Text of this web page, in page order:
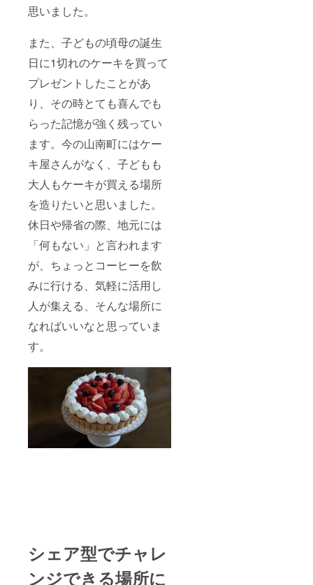
思いました。
また、子どもの頃母の誕生
日に1切れのケーキを買って
プレゼントしたことがあ
り、その時とても喜んでも
らった記憶が強く残ってい
ます。今の山南町にはケー
キ屋さんがなく、子どもも
大人もケーキが買える場所
を造りたいと思いました。
休日や帰省の際、地元には
「何もない」と言われます
が、ちょっとコーヒーを飲
みに行ける、気軽に活用し
人が集える、そんな場所に
なればいいなと思っていま
す。
シェア型でチャレ
ンジできる場所に